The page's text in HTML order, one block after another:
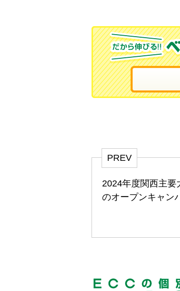
PREV
2024年度関西主要
のオープンキャン